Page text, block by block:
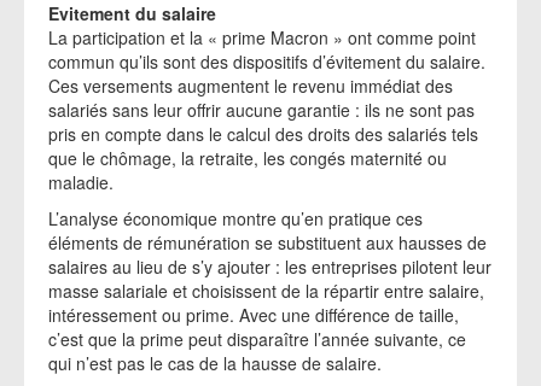
Evitement du salaire
La participation et la « prime Macron » ont comme point
commun qu’ils sont des dispositifs d’évitement du salaire.
Ces versements augmentent le revenu immédiat des
salariés sans leur offrir aucune garantie : ils ne sont pas
pris en compte dans le calcul des droits des salariés tels
que le chômage, la retraite, les congés maternité ou
maladie.
L’analyse économique montre qu’en pratique ces
éléments de rémunération se substituent aux hausses de
salaires au lieu de s’y ajouter : les entreprises pilotent leur
masse salariale et choisissent de la répartir entre salaire,
intéressement ou prime. Avec une différence de taille,
c’est que la prime peut disparaître l’année suivante, ce
qui n’est pas le cas de la hausse de salaire.